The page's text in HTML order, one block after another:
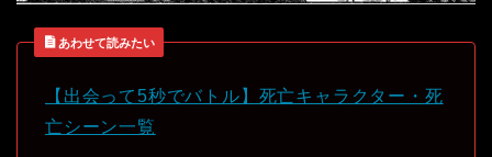
あわせて読みたい
【出会って5秒でバトル】死亡キャラクター・死
亡シーン一覧